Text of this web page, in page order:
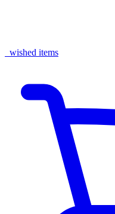
wished items